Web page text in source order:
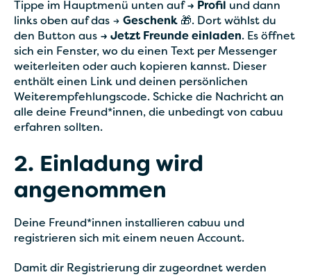
Tippe im Hauptmenü unten auf→ Profil und dann
links oben auf das → Geschenk 🎁. Dort wählst du
den Button aus → Jetzt Freunde einladen. Es öffnet
sich ein Fenster, wo du einen Text per Messenger
weiterleiten oder auch kopieren kannst. Dieser
enthält einen Link und deinen persönlichen
Weiterempfehlungscode. Schicke die Nachricht an
alle deine Freund*innen, die unbedingt von cabuu
erfahren sollten.
2. Einladung wird
angenommen
Deine Freund*innen installieren cabuu und
registrieren sich mit einem neuen Account.
Damit dir Registrierung dir zugeordnet werden